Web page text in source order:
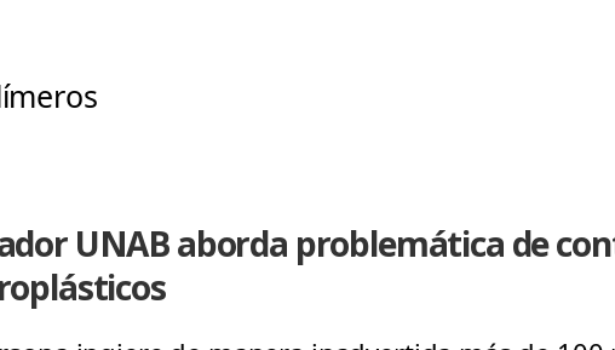
UNAB aborda problemática de